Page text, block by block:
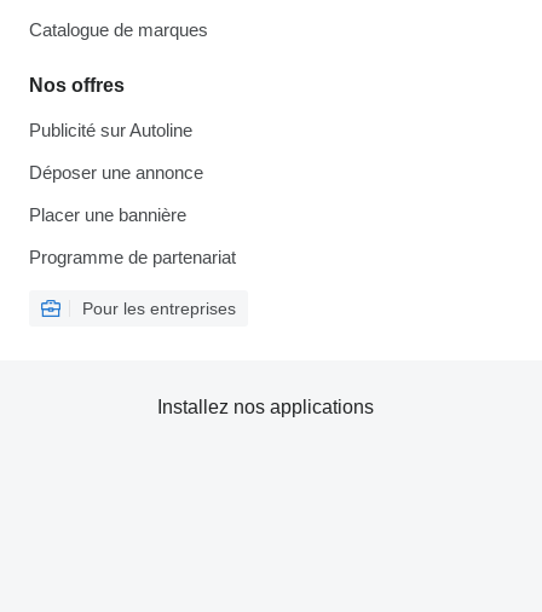
Catalogue de marques
Nos offres
Publicité sur Autoline
Déposer une annonce
Placer une bannière
Programme de partenariat
Pour les entreprises
Installez nos applications